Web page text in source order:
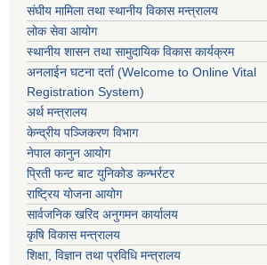
संघीय मामिला तथा स्थानीय विकास मन्त्रालय
लोक सेवा आयोग
स्थानीय शासन तथा सामुदायिक विकास कार्यक्रम
अनलाईन घटना दर्ता (Welcome to Online Vital
Registration System)
अर्थ मन्त्रालय
केन्द्रीय पञ्जिकरण विभाग
नेपाल कानुन आयोग
प्रिती फन्ट बाट युनिकोड कन्भर्रटर
राष्ट्रिय योजना आयोग
सार्वजनिक खरिद अनुगमन कार्यालय
कृषि विकास मन्त्रालय
शिक्षा, विज्ञान तथा प्रविधि मन्त्रालय